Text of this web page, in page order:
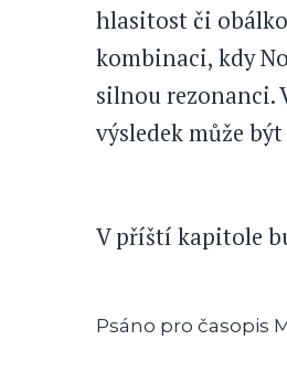
hlasitost či
kombinaci, kdy
silnou rezonanci.
výsledek může
V příští kapitole
Psáno pro časopis